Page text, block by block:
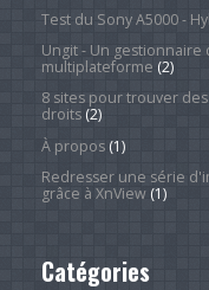
Test du Sony A5000 -
Ungit - Un
multiplateforme (2)
8 sites pour trouver
droits(2)
À propos(1)
Redresser une série
grâce à XnView(1)
Catégories